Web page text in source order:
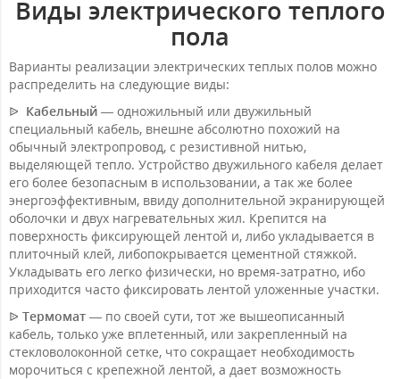
Виды электрического теплого
пола
Варианты реализации электрических теплых полов можно
распределить на следующие виды:
ᐉ Кабельный — одножильный или двужильный
специальный кабель, внешне абсолютно похожий на
обычный электропровод, с резистивной нитью,
выделяющей тепло. Устройство двужильного кабеля делает
его более безопасным в использовании, а так же более
энергоэффективным, ввиду дополнительной экранирующей
оболочки и двух нагревательных жил. Крепится на
поверхность фиксирующей лентой и, либо укладывается в
плиточный клей, либопокрывается цементной стяжкой.
Укладывать его легко физически, но время-затратно, ибо
приходится часто фиксировать лентой уложенные участки.
ᐉ Термомат — по своей сути, тот же вышеописанный
кабель, только уже вплетенный, или закрепленный на
стекловолоконной сетке, что сокращает необходимость
морочиться с крепежной лентой, а дает возможность